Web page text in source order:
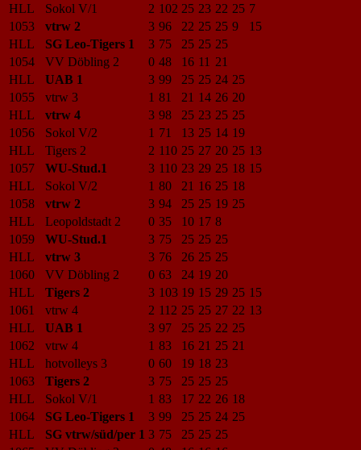
HLL
Sokol V/1 2 102 25 23 22 25 7
1053
vtrw 2 3 96 22 25 25 9
15
HLL
SG Leo-Tigers 1 3 75 25 25 25
1054
VV Döbling 2 0 48 16 11 21
HLL
UAB 1 3 99 25 25 24 25
1055
vtrw 3 1 81 21 14 26 20
HLL
vtrw 4 3 98 25 23 25 25
1056
Sokol V/2 1 71 13 25 14 19
HLL
Tigers 2 2 110 25 27 20 25 13
1057
WU-Stud.1 3 110 23 29 25 18 15
HLL
Sokol V/2 1 80 21 16 25 18
1058
vtrw 2 3 94 25 25 19 25
HLL
Leopoldstadt 2 0 35 10 17 8
1059
WU-Stud.1 3 75 25 25 25
HLL
vtrw 3 3 76 26 25 25
1060
VV Döbling 2 0 63 24 19 20
HLL
Tigers 2 3 103 19 15 29 25 15
1061
vtrw 4 2 112 25 25 27 22 13
HLL
UAB 1 3 97 25 25 22 25
1062
vtrw 4 1 83 16 21 25 21
HLL
hotvolleys 3 0 60 19 18 23
1063
Tigers 2 3 75 25 25 25
HLL
Sokol V/1 1 83 17 22 26 18
1064
SG Leo-Tigers 1 3 99 25 25 24 25
HLL
SG vtrw/süd/per 1 3 75 25 25 25